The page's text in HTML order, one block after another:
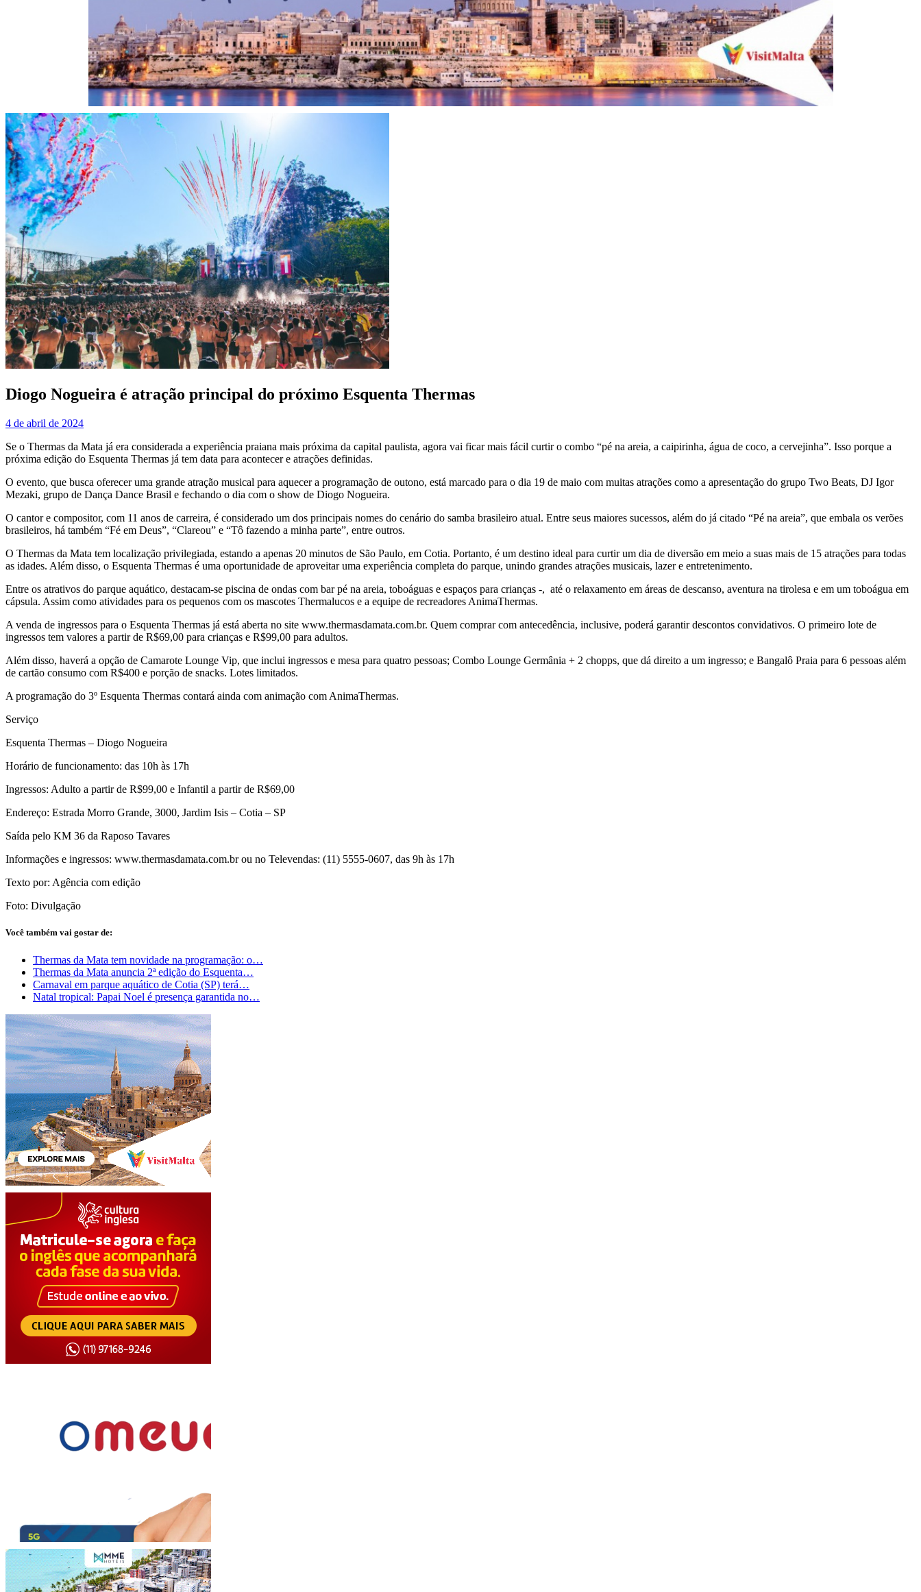
Diogo Nogueira é atração principal do próximo Esquenta Thermas
4 de abril de 2024
Se o Thermas da Mata já era considerada a experiência praiana mais próxima da capital paulista, agora vai ficar mais fácil curtir o combo “pé na areia, a caipirinha, água de coco, a cervejinha”. Isso porque a
próxima edição do Esquenta Thermas já tem data para acontecer e atrações definidas.
O evento, que busca oferecer uma grande atração musical para aquecer a programação de outono, está marcado para o dia 19 de maio com muitas atrações como a apresentação do grupo Two Beats, DJ Igor
Mezaki, grupo de Dança Dance Brasil e fechando o dia com o show de Diogo Nogueira.
O cantor e compositor, com 11 anos de carreira, é considerado um dos principais nomes do cenário do samba brasileiro atual. Entre seus maiores sucessos, além do já citado “Pé na areia”, que embala os verões
brasileiros, há também “Fé em Deus”, “Clareou” e “Tô fazendo a minha parte”, entre outros.
O Thermas da Mata tem localização privilegiada, estando a apenas 20 minutos de São Paulo, em Cotia. Portanto, é um destino ideal para curtir um dia de diversão em meio a suas mais de 15 atrações para todas
as idades. Além disso, o Esquenta Thermas é uma oportunidade de aproveitar uma experiência completa do parque, unindo grandes atrações musicais, lazer e entretenimento.
Entre os atrativos do parque aquático, destacam-se piscina de ondas com bar pé na areia, toboáguas e espaços para crianças -, até o relaxamento em áreas de descanso, aventura na tirolesa e em um toboágua em
cápsula. Assim como atividades para os pequenos com os mascotes Thermalucos e a equipe de recreadores AnimaThermas.
A venda de ingressos para o Esquenta Thermas já está aberta no site www.thermasdamata.com.br. Quem comprar com antecedência, inclusive, poderá garantir descontos convidativos. O primeiro lote de
ingressos tem valores a partir de R$69,00 para crianças e R$99,00 para adultos.
Além disso, haverá a opção de Camarote Lounge Vip, que inclui ingressos e mesa para quatro pessoas; Combo Lounge Germânia + 2 chopps, que dá direito a um ingresso; e Bangalô Praia para 6 pessoas além
de cartão consumo com R$400 e porção de snacks. Lotes limitados.
A programação do 3º Esquenta Thermas contará ainda com animação com AnimaThermas.
Serviço
Esquenta Thermas – Diogo Nogueira
Horário de funcionamento: das 10h às 17h
Ingressos: Adulto a partir de R$99,00 e Infantil a partir de R$69,00
Endereço: Estrada Morro Grande, 3000, Jardim Isis – Cotia – SP
Saída pelo KM 36 da Raposo Tavares
Informações e ingressos: www.thermasdamata.com.br ou no Televendas: (11) 5555-0607, das 9h às 17h
Texto por: Agência com edição
Foto: Divulgação
Você também vai gostar de:
Thermas da Mata tem novidade na programação: o…
Thermas da Mata anuncia 2ª edição do Esquenta…
Carnaval em parque aquático de Cotia (SP) terá…
Natal tropical: Papai Noel é presença garantida no…